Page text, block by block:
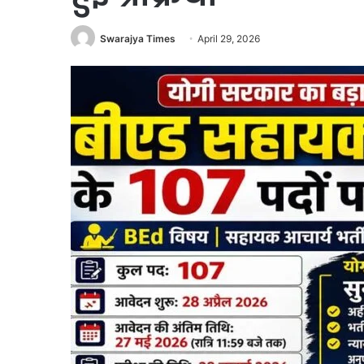
Swarajya Times April 29, 2026